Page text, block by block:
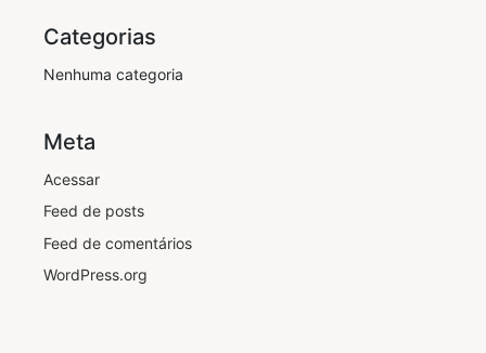
Categorias
Nenhuma categoria
Meta
Acessar
Feed de posts
Feed de comentários
WordPress.org